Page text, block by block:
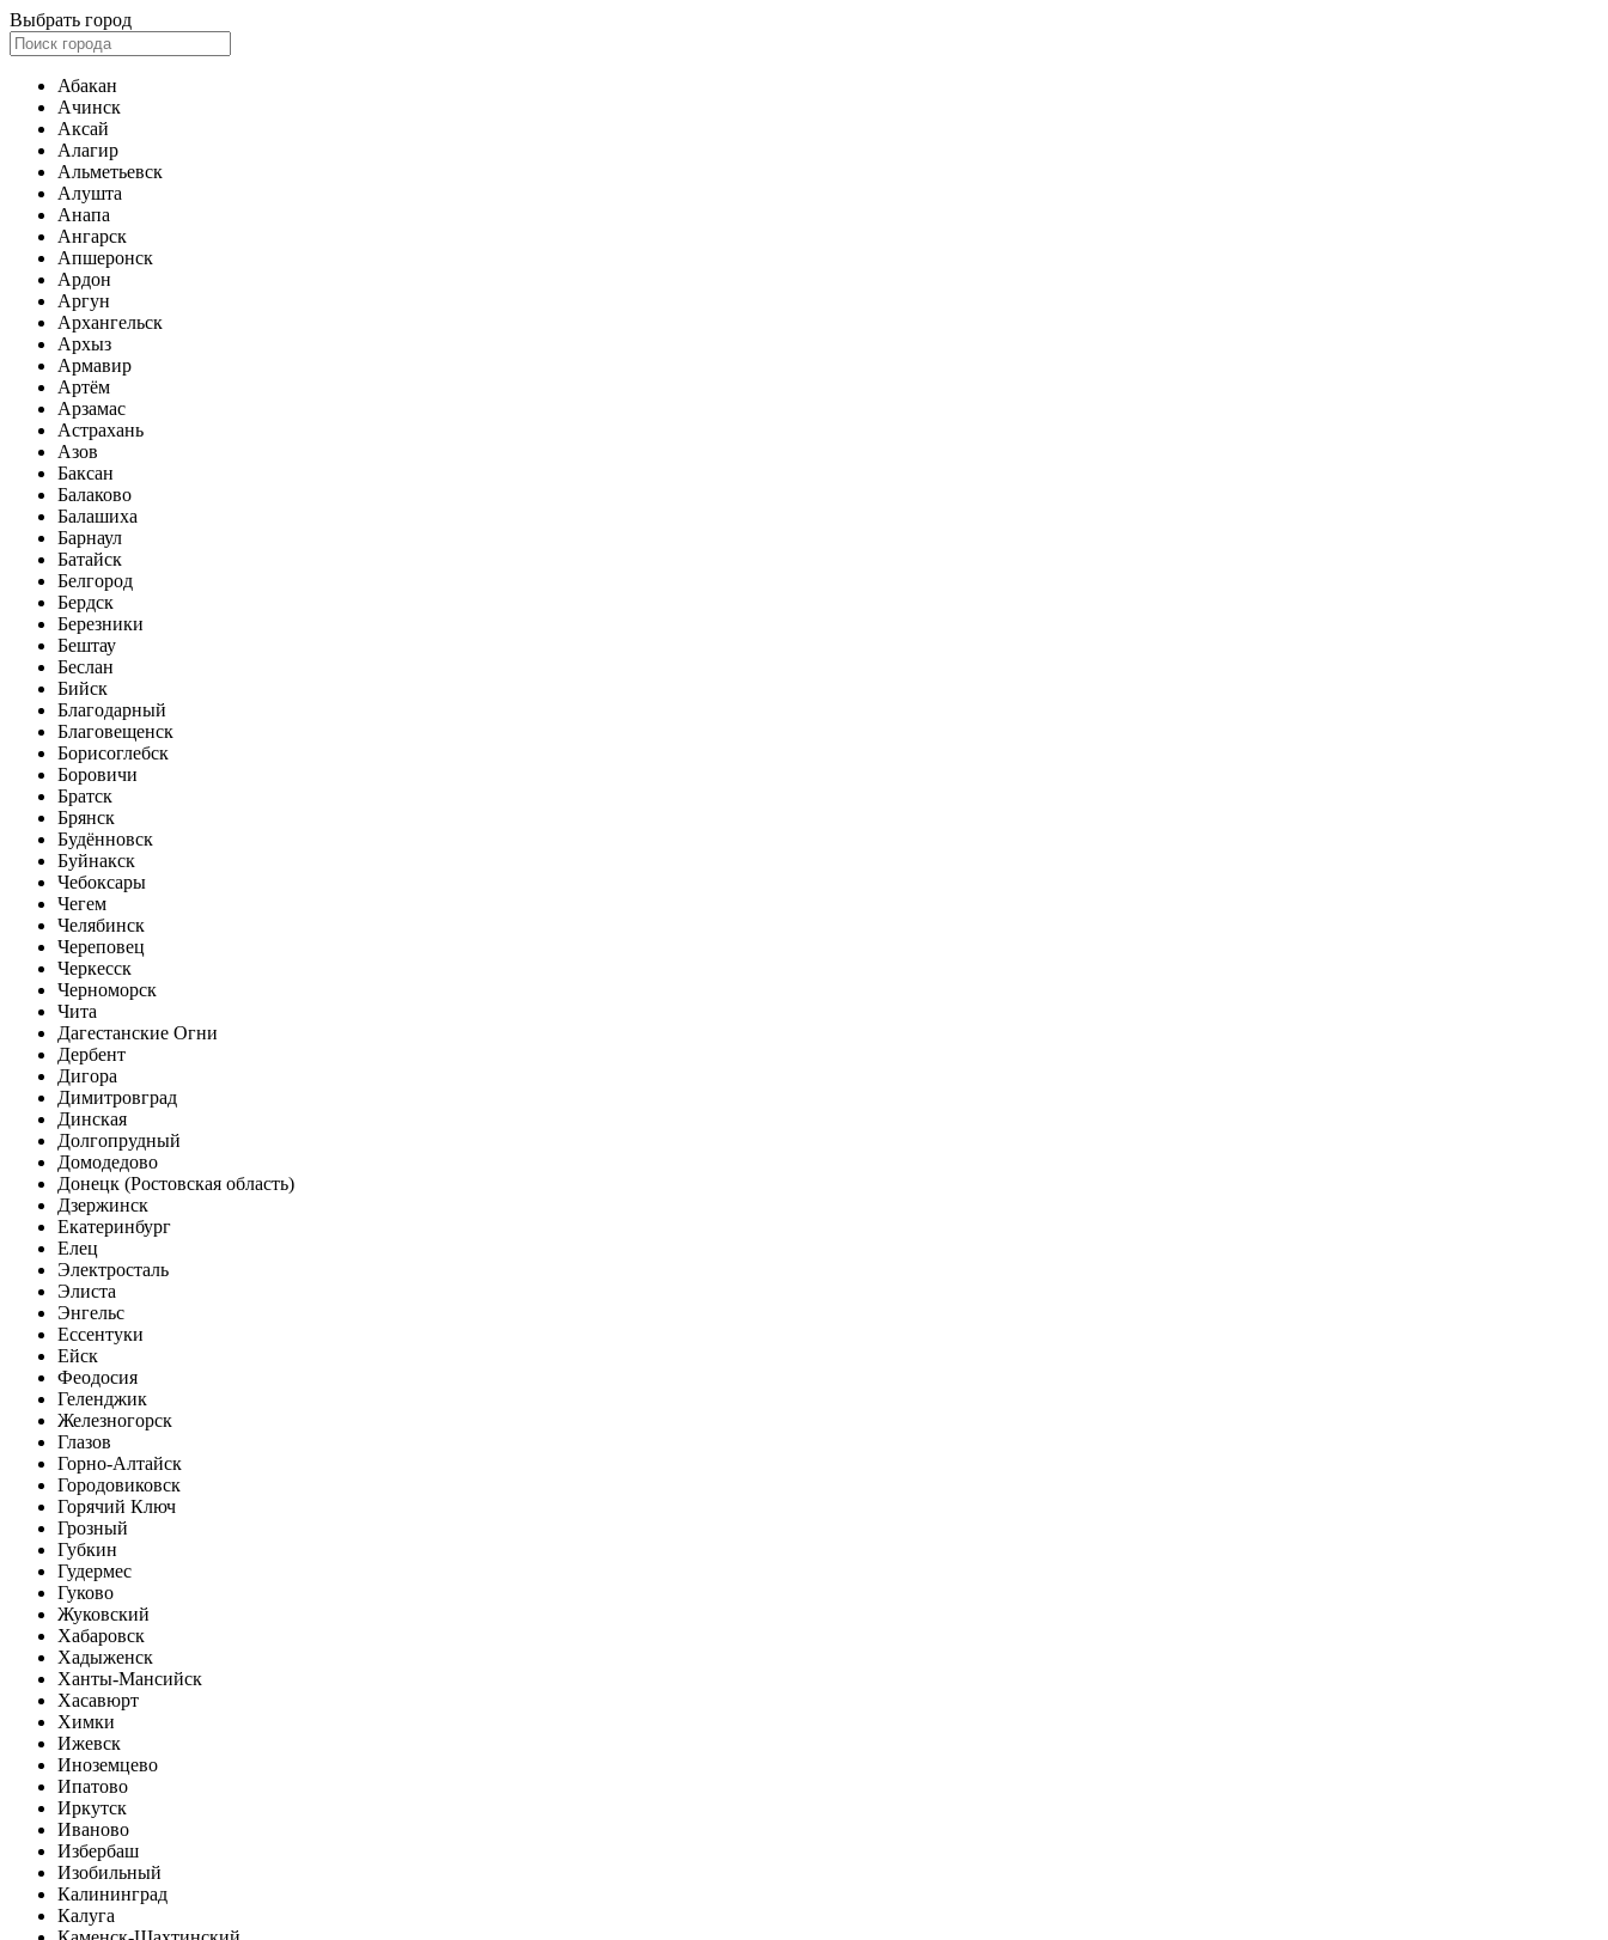
Выбрать город
Абакан
Ачинск
Аксай
Алагир
Альметьевск
Алушта
Анапа
Ангарск
Апшеронск
Ардон
Аргун
Архангельск
Архыз
Армавир
Артём
Арзамас
Астрахань
Азов
Баксан
Балаково
Балашиха
Барнаул
Батайск
Белгород
Бердск
Березники
Бештау
Беслан
Бийск
Благодарный
Благовещенск
Борисоглебск
Боровичи
Братск
Брянск
Будённовск
Буйнакск
Чебоксары
Чегем
Челябинск
Череповец
Черкесск
Черноморск
Чита
Дагестанские Огни
Дербент
Дигора
Димитровград
Динская
Долгопрудный
Домодедово
Донецк (Ростовская область)
Дзержинск
Екатеринбург
Елец
Электросталь
Элиста
Энгельс
Ессентуки
Ейск
Феодосия
Геленджик
Железногорск
Глазов
Горно-Алтайск
Городовиковск
Горячий Ключ
Грозный
Губкин
Гудермес
Гуково
Жуковский
Хабаровск
Хадыженск
Ханты-Мансийск
Хасавюрт
Химки
Ижевск
Иноземцево
Ипатово
Иркутск
Иваново
Избербаш
Изобильный
Калининград
Калуга